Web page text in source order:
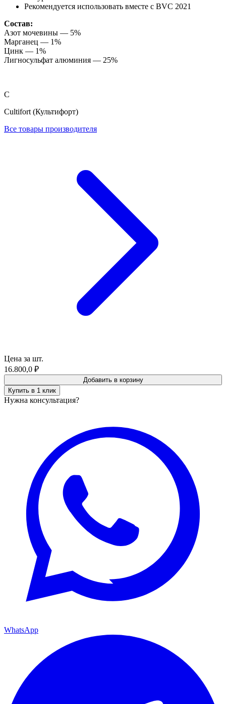
Рекомендуется использовать вместе с BVC 2021
Состав:
Азот мочевины — 5%
Марганец — 1%
Цинк — 1%
Лигносульфат алюминия — 25%
C
Cultifort (Культифорт)
Все товары производителя
Цена за шт.
16.800,0 ₽
Добавить в корзину
Купить в 1 клик
Нужна консультация?
WhatsApp